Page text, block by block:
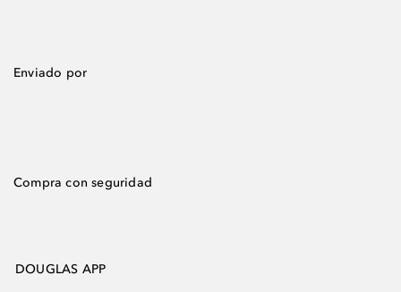
Enviado por
Compra con seguridad
DOUGLAS APP